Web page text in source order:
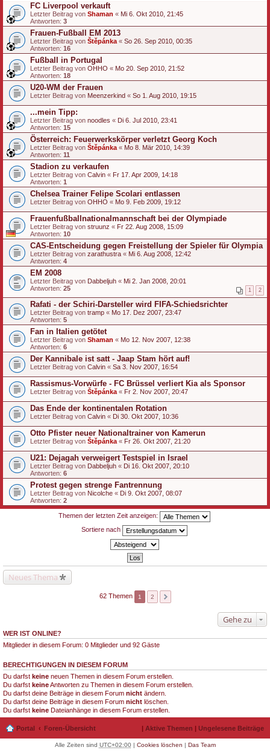
FC Liverpool verkauft
Letzter Beitrag von Shaman « Mi 6. Okt 2010, 21:45
Antworten: 3
Frauen-Fußball EM 2013
Letzter Beitrag von Štěpánka « So 26. Sep 2010, 00:35
Antworten: 16
Fußball in Portugal
Letzter Beitrag von OHHO « Mo 20. Sep 2010, 21:52
Antworten: 18
U20-WM der Frauen
Letzter Beitrag von Meenzerkind « So 1. Aug 2010, 19:15
...mein Tipp:
Letzter Beitrag von noodles « Di 6. Jul 2010, 23:41
Antworten: 15
Österreich: Feuerwerkskörper verletzt Georg Koch
Letzter Beitrag von Štěpánka « Mo 8. Mär 2010, 14:39
Antworten: 11
Stadion zu verkaufen
Letzter Beitrag von Calvin « Fr 17. Apr 2009, 14:18
Antworten: 1
Chelsea Trainer Felipe Scolari entlassen
Letzter Beitrag von OHHO « Mo 9. Feb 2009, 19:12
Frauenfußballnationalmannschaft bei der Olympiade
Letzter Beitrag von struunz « Fr 22. Aug 2008, 15:09
Antworten: 10
CAS-Entscheidung gegen Freistellung der Spieler für Olympia
Letzter Beitrag von zarathustra « Mi 6. Aug 2008, 12:42
Antworten: 4
EM 2008
Letzter Beitrag von Dabbeljuh « Mi 2. Jan 2008, 20:01
Antworten: 25 1 2
Rafati - der Schiri-Darsteller wird FIFA-Schiedsrichter
Letzter Beitrag von tramp « Mo 17. Dez 2007, 23:47
Antworten: 5
Fan in Italien getötet
Letzter Beitrag von Shaman « Mo 12. Nov 2007, 12:38
Antworten: 6
Der Kannibale ist satt - Jaap Stam hört auf!
Letzter Beitrag von Calvin « Sa 3. Nov 2007, 16:54
Rassismus-Vorwürfe - FC Brüssel verliert Kia als Sponsor
Letzter Beitrag von Štěpánka « Fr 2. Nov 2007, 20:47
Das Ende der kontinentalen Rotation
Letzter Beitrag von Calvin « Di 30. Okt 2007, 10:36
Otto Pfister neuer Nationaltrainer von Kamerun
Letzter Beitrag von Štěpánka « Fr 26. Okt 2007, 21:20
U21: Dejagah verweigert Testspiel in Israel
Letzter Beitrag von Dabbeljuh « Di 16. Okt 2007, 20:10
Antworten: 6
Protest gegen strenge Fantrennung
Letzter Beitrag von Nicolche « Di 9. Okt 2007, 08:07
Antworten: 2
Themen der letzten Zeit anzeigen:
Sortiere nach
Neues Thema
62 Themen 1 2
Gehe zu
WER IST ONLINE?
Mitglieder in diesem Forum: 0 Mitglieder und 92 Gäste
BERECHTIGUNGEN IN DIESEM FORUM
Du darfst keine neuen Themen in diesem Forum erstellen.
Du darfst keineAntworten zu Themen in diesem Forum erstellen.
Du darfst deine Beiträge in diesem Forum nicht ändern.
Du darfst deine Beiträge in diesem Forum nicht löschen.
Du darfst keine Dateianhänge in diesem Forum erstellen.
Portal Foren-Übersicht | Aktive Themen | Ungelesene Beiträge
Alle Zeiten sind UTC+02:00| Cookies löschen | Das Team